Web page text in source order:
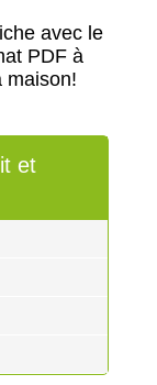
avec le
PDF à
maison!
et